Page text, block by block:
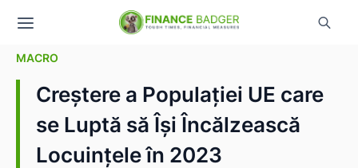
MACRO
Creștere a Populației UE care
se Luptă să Își Încălzească
Locuințele în 2023